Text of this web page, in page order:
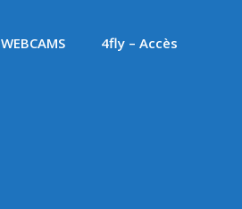
WEBCAMS 4fly – Accès